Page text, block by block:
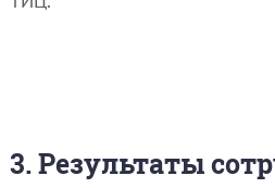
3. Результаты